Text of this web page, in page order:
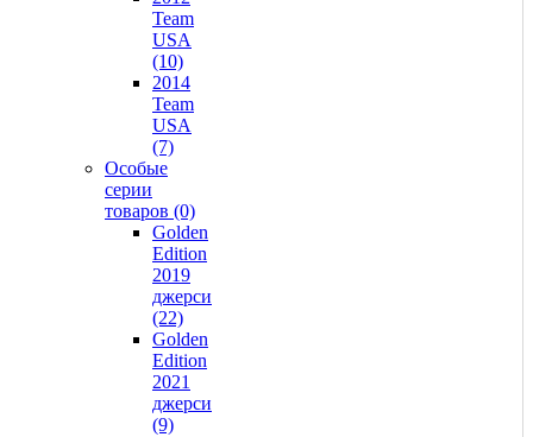
Team
USA
(10)
2014
Team
USA
(7)
Особые
серии
товаров (0)
Golden
Edition
2019
джерси
(22)
Golden
Edition
2021
джерси
(9)